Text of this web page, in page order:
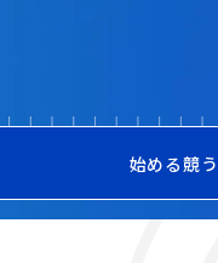
始める競う